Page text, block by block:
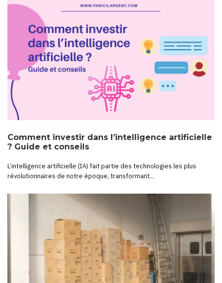
Comment investir dans l’intelligence artificielle
? Guide et conseils
L’intelligence artificielle (IA) fait partie des technologies les plus
révolutionnaires de notre époque, transformant...